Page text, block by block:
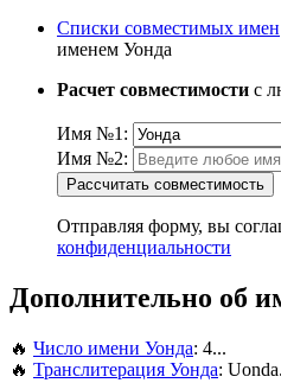
Списки совместимых имен
именем Уонда
Расчет совместимости с
Имя №1:
Имя №2:
Рассчитать совместимость
Отправляя форму, вы
конфиденциальности
Дополнительно об
🔥 Число имени Уонда: 4...
🔥 Транслитерация Уонда: